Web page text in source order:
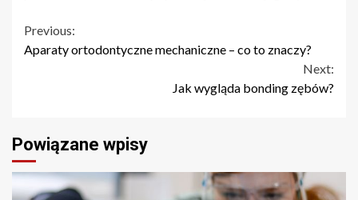
Continue
Previous:
Aparaty ortodontyczne mechaniczne – co to znaczy?
Next:
Jak wygląda bonding zębów?
Powiązane wpisy